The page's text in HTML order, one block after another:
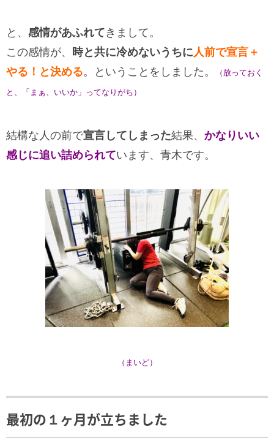
と、 感情があふれて きまして。
この感情が、
時と共に冷めないうちに 人前で宣言＋
やる！と決める。ということをしました。 （放っておく
と、「まぁ、いいか」ってなりがち）
結構な人の前で宣言してしまった結果、 かなりいい
感じに追い詰められています、青木です。
（まいど）
最初の１ヶ月が立ちました